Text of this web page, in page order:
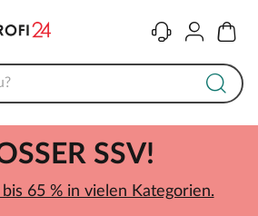
KontaktKonto
SSV!
65 % in vielen Kategorien.